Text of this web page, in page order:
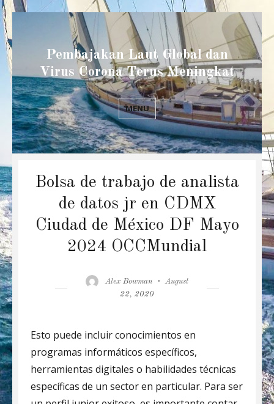
Pembajakan Laut Global dan
Virus Corona Terus Meningkat
MENU
Bolsa de trabajo de analista
de datos jr en CDMX
Ciudad de México DF Mayo
2024 OCCMundial
Author
Alex Bowman
Posted
August
22, 2020
Esto puede incluir conocimientos en
programas informáticos específicos,
herramientas digitales o habilidades técnicas
específicas de un sector en particular. Para ser